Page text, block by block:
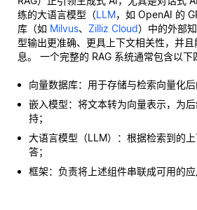
练的大语言模型（LLM，如 OpenAI 的
库（如 Milvus、 Zilliz Cloud）中的外部
型输出更准确、更具上下文相关性，并
息。 一个完整的 RAG 系统通常包含以下
向量数据库：用于存储与检索向量化后
嵌入模型：将文本转为向量表示，为
持；
大语言模型（LLM）：根据检索到的
答；
框架：负责将上述组件串联成可用的应